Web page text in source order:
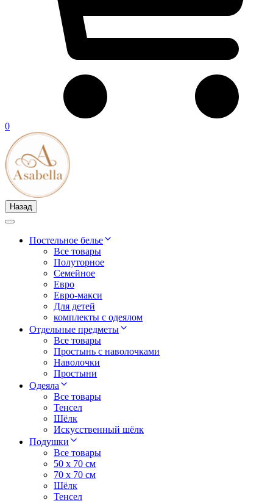
0
Назад
Постельное белье
Все товары
Полуторное
Семейное
Евро
Евро-макси
Для детей
комплекты с одеялом
Отдельные предметы
Все товары
Простынь с наволочками
Наволочки
Простыни
Одеяла
Все товары
Тенсел
Шёлк
Искусственный шёлк
Подушки
Все товары
50 x 70 см
70 x 70 см
Шёлк
Тенсел